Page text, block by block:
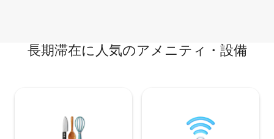
長期滞在に人気のアメニティ・設備